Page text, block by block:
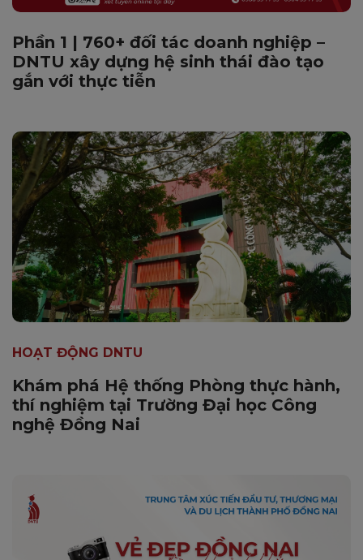
Phần 1 | 760+ đối tác doanh nghiệp –
DNTU xây dựng hệ sinh thái đào tạo
gắn với thực tiễn
HOẠT ĐỘNG DNTU
Khám phá Hệ thống Phòng thực hành,
thí nghiệm tại Trường Đại học Công
nghệ Đồng Nai